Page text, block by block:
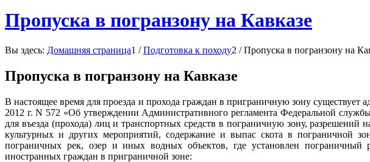
Пропуска в погранзону на Кавказе
Вы здесь: Домашняя страница1 / Подготовка к походу2 / Пропуска в погранзону на
Пропуска в погранзону на Кавказе
В настоящее время для проезда и прохода граждан в приграничную зону
2012 г. N 572 «Об утверждении Административного регламента Федеральной
для въезда (прохода) лиц и транспортных средств в пограничную зону,
культурных и других мероприятий, содержание и выпас скота в пограничной
пограничных рек, озер и иных водных объектов, где установлен
иностранных граждан в приграничной зоне: